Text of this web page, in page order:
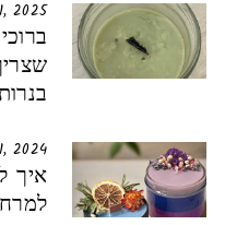
2025
2024
איך